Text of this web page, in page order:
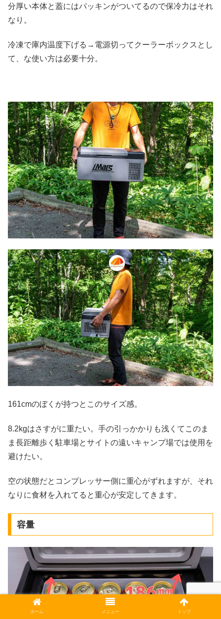
分厚い本体と蓋にはパッキンがついてるので保冷力はそれ
なり。
冷凍で庫内温度下げる→電源切ってクーラーボックスとし
て、な使い方は必要十分。
161cmのぼくが持つとこのサイズ感。
8.2kgはさすがに重たい。手の引っかかりも浅くてこのま
ま長距離歩く駐車場とサイトの遠いキャンプ場では使用を
避けたい。
空の状態だとコンプレッサー側に重心がずれますが、それ
なりに食材を入れてると重心が安定してきます。
容量
ホーム メニュー トップ